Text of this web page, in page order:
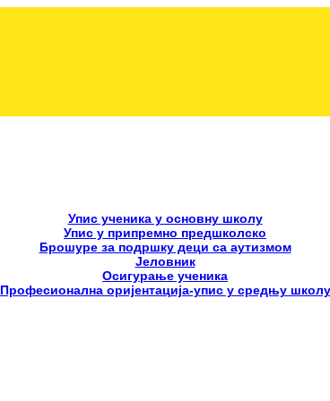
Упис ученика у основну школу
Упис у припремно предшколско
Брошуре за подршку деци са аутизмом
Јеловник
Осигурање ученика
Професионална оријентација-упис у средњу школу